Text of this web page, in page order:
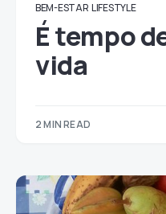
BEM-ESTAR LIFESTYLE
É tempo
vida
2 MIN READ